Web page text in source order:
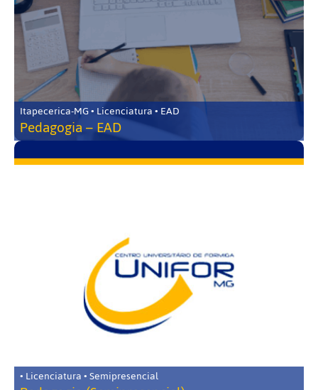
Itapecerica-MG • Licenciatura • EAD
Pedagogia – EAD
• Licenciatura • Semipresencial